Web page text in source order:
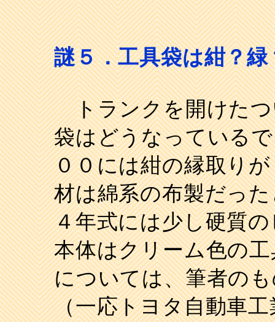
謎５．工具袋は紺？緑
トランクを開けたつ
袋はどうなっている
００には紺の縁取り
材は綿系の布製だっ
４年式には少し硬質
本体はクリーム色の
については、筆者の
（一応トヨタ自動車